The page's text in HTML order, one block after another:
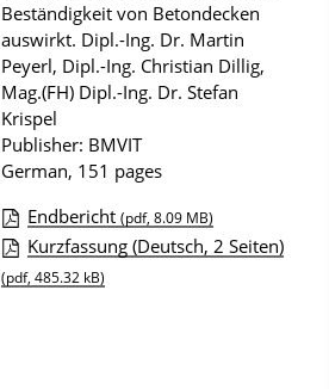
n
l
o
a
d
s
Beständigkeit von Betondecken
auswirkt. Dipl.-Ing. Dr. Martin
Peyerl, Dipl.-Ing. Christian Dillig,
Mag.(FH) Dipl.-Ing. Dr. Stefan
Krispel
Publisher: BMVIT
German, 151 pages
P
u
Endbericht (pdf, 8.09 MB)
Kurzfassung (Deutsch, 2 Seiten)
(pdf, 485.32 kB)